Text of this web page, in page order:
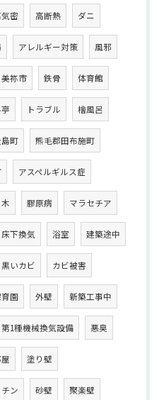
密 高断熱 ダニ
アレルギー対策 風邪
美祢市 鉄骨 体育館
トラブル 檜風呂
町 熊毛郡田布施町
アスペルギルス症
木 膠原病 マラセチア
床下換気 浴室 建築途中
黒いカビ カビ被害
園 外壁 新築工事中
第1種機械換気設備 悪臭
塗り壁
ン 砂壁 聚楽壁